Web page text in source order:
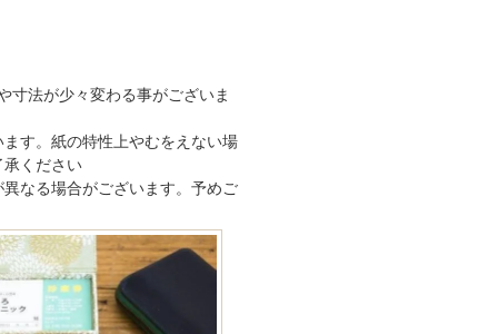
寸法が少々変わる事がございま
す。紙の特性上やむをえない場
承ください
なる場合がございます。予めご